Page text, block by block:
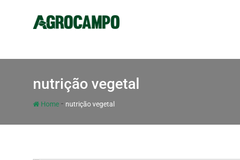
nutrição vegetal
Home - nutrição vegetal